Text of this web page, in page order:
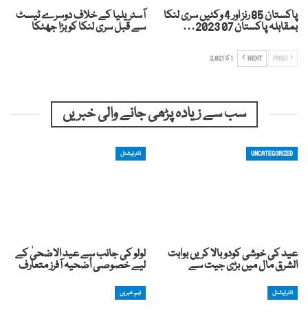
پاکستان 85 رنز اور 4 وکٹیں سری لنکا
بمقابلہ پاکستان 07 2023…
آسٹریلیا کے خلاف دوسرے ٹیسٹ
سے قبل سری لنکا کو بڑا جھٹکا
NEXT 1 کا 2,821
سب سے زیادہ پڑھی جانے والی خبریں
UNCATEGORIZED
عید کی خوشی کودوبالا کریں بوابت
الشرق مال میں بڑی جیت سے
انٹرنیشنل
لولو کی جانب سے عید الاضحیٰ کے
لیے خصوصی اُضحیہ آفرز متعارف
انٹرنیشنل اہم خبریں